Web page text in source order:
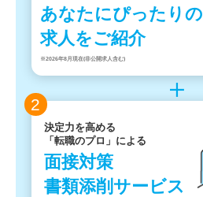
あなたにぴったりの
求人をご紹介
※2026年8月現在(非公開求人含む)
2
決定力を高める
「転職のプロ」による
面接対策
書類添削サービス